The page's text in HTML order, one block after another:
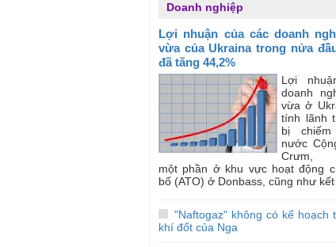
Doanh nghiệp
Lợi nhuận của các doanh
vừa của Ukraina trong nửa
đã tăng 44,2%
Lợi
doanh
vừa ở
tính lãnh
bị
nước
Crưm,
một phần ở khu vực hoạt động
bố (ATO) ở Donbass, cũng như kết
"Naftogaz" không có kế hoạch
khí đốt của Nga